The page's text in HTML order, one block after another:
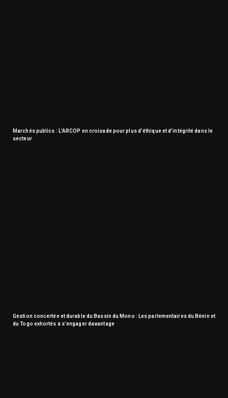
Marchés publics : L’ARCOP en croisade pour plus d’éthique et d’intégrité dans le
secteur
Gestion concertée et durable du Bassin du Mono : Les parlementaires du Bénin et
du Togo exhortés à s’engager davantage